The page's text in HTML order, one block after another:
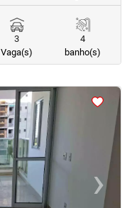
3
Vaga(s)
4
banho(s)
›Next